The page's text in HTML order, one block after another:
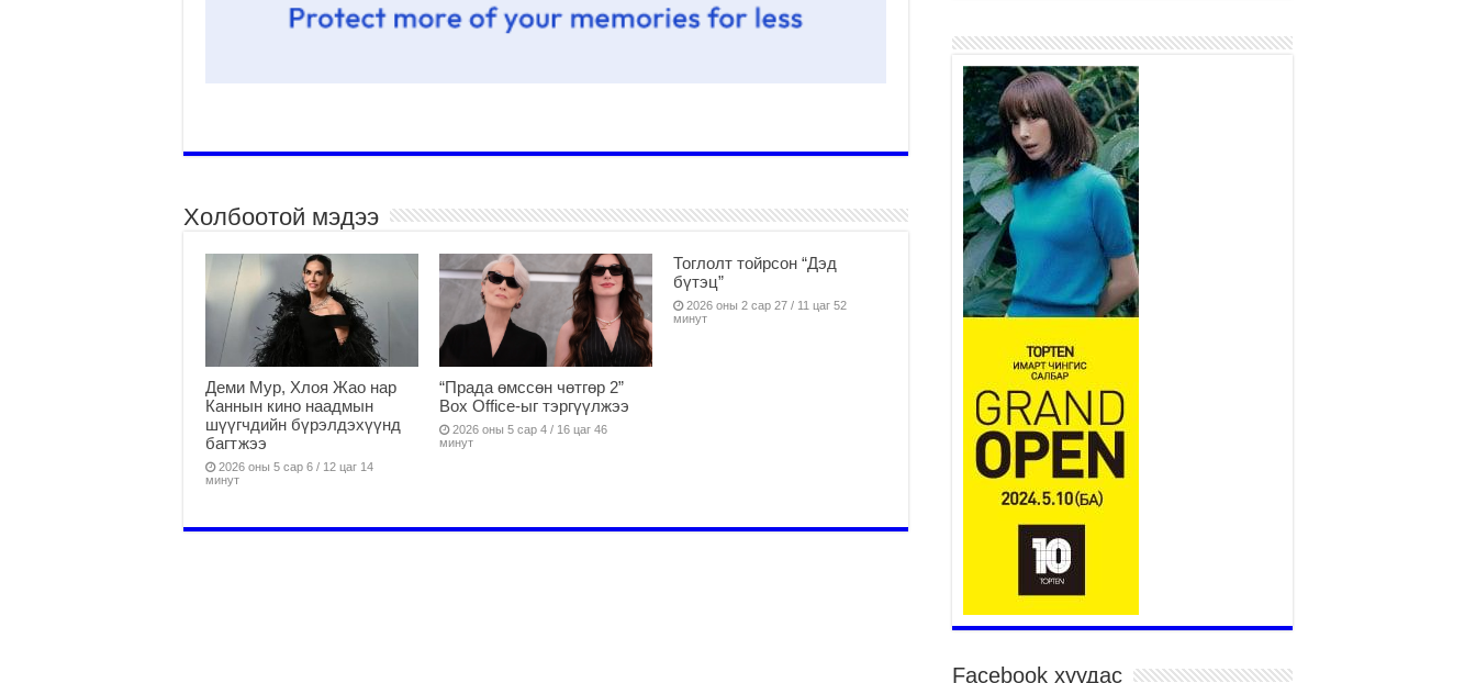
Холбоотой мэдээ
Деми Мур, Хлоя Жао нар
Каннын кино наадмын
шүүгчдийн бүрэлдэхүүнд
багтжээ
2026 оны 5 сар 6 / 12 цаг 14
минут
“Прада өмссөн чөтгөр 2”
Box Office-ыг тэргүүлжээ
2026 оны 5 сар 4 / 16 цаг 46
минут
Тоглолт тойрсон “Дэд
бүтэц”
2026 оны 2 сар 27 / 11 цаг 52
минут
Наадмын амралтын өдрүүдэд
нийслэлийн эрүүл мэндийн
байгууллагууд дараах
хуваарийн дагуу ажиллана
2026 оны 7 сар 15 / 11 цаг 18 минут
Үндэсний их баяр наадам
эхэллээ
2026 оны 7 сар 15 / 11 цаг 14 минут
Үер усны аюулаас сэргийлж, нийслэлийн Онцгой
байдлын газрын 162 алба хаагч үүрэг гүйцэтгэж
байна
2026 оны 7 сар 15 / 11 цаг 07 минут
Үндэсний их сурын харваанд 850 харваач цэц
мэргэнээ сорьж байна
2026 оны 7 сар 15 / 11 цаг 03 минут
Төв цэнгэлдэхийн эргэн тойронд
2026 оны 7 сар 15 / 10 цаг 58 минут
Үндэсний их баяр наадмын шагайн харваа
насанд хүрэгчдийн багийн харваагаар
үргэлжилж байна
2026 оны 7 сар 15 / 10 цаг 52 минут
Үндэсний их баяр наадмын хүчит бөхийн
барилдаан эхэллээ
2026 оны 7 сар 15 / 10 цаг 46 минут
Үндэсний хувцасны өдрийг тохиолдуулан
Facebook хуудас